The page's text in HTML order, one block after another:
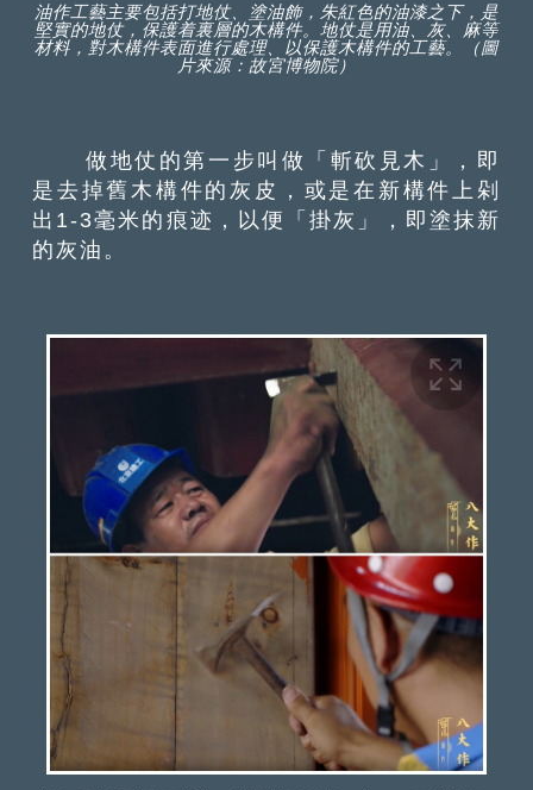
油作工藝主要包括打地仗、塗油飾，朱紅色的油漆之下，是
堅實的地仗，保護着裏層的木構件。地仗是用油、灰、麻等
材料，對木構件表面進行處理、以保護木構件的工藝。（圖
片來源：故宮博物院）
做地仗的第一步叫做「斬砍見木」，即
是去掉舊木構件的灰皮，或是在新構件上剁
出1-3毫米的痕迹，以便「掛灰」，即塗抹新
的灰油。